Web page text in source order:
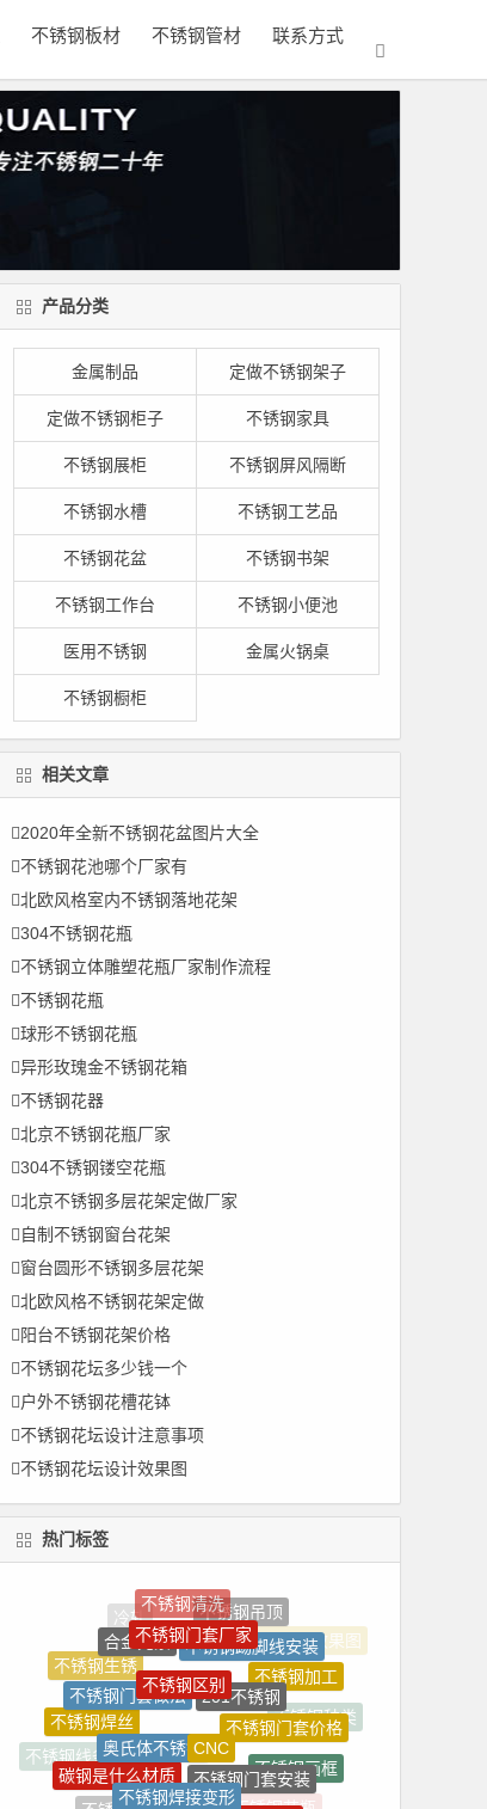
不锈钢板材 不锈钢管材 联系方式
产品分类
金属制品 定做不锈钢架子
定做不锈钢柜子 不锈钢家具
不锈钢展柜 不锈钢屏风隔断
不锈钢水槽 不锈钢工艺品
不锈钢花盆 不锈钢书架
不锈钢工作台 不锈钢小便池
医用不锈钢 金属火锅桌
不锈钢橱柜
相关文章
2020年全新不锈钢花盆图片大全
不锈钢花池哪个厂家有
北欧风格室内不锈钢落地花架
304不锈钢花瓶
不锈钢立体雕塑花瓶厂家制作流程
不锈钢花瓶
球形不锈钢花瓶
异形玫瑰金不锈钢花箱
不锈钢花器
北京不锈钢花瓶厂家
304不锈钢镂空花瓶
北京不锈钢多层花架定做厂家
自制不锈钢窗台花架
窗台圆形不锈钢多层花架
北欧风格不锈钢花架定做
阳台不锈钢花架价格
不锈钢花坛多少钱一个
户外不锈钢花槽花钵
不锈钢花坛设计注意事项
不锈钢花坛设计效果图
热门标签
不锈钢生锈
合金元素
不锈钢门套厂家
不锈钢踢脚线安装
不锈钢加工
不锈钢种类
不锈钢处理
不锈钢线条价格
不锈钢焊丝
不锈钢门套做法
不锈钢区别
201不锈钢
不锈钢门套价格
不锈钢画框
不锈钢花瓶
不锈钢垭口
碳钢是什么材质
奥氏体不锈钢CNC
不锈钢门套安装
气焊的使用方法
不锈钢相框
不锈钢焊接变形